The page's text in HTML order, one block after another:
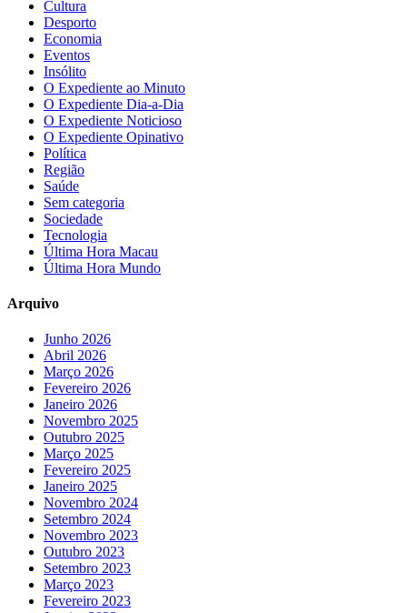
Cultura
Desporto
Economia
Eventos
Insólito
O Expediente ao Minuto
O Expediente Dia-a-Dia
O Expediente Noticioso
O Expediente Opinativo
Política
Região
Saúde
Sem categoria
Sociedade
Tecnologia
Última Hora Macau
Última Hora Mundo
Arquivo
Junho 2026
Abril 2026
Março 2026
Fevereiro 2026
Janeiro 2026
Novembro 2025
Outubro 2025
Março 2025
Fevereiro 2025
Janeiro 2025
Novembro 2024
Setembro 2024
Novembro 2023
Outubro 2023
Setembro 2023
Março 2023
Fevereiro 2023